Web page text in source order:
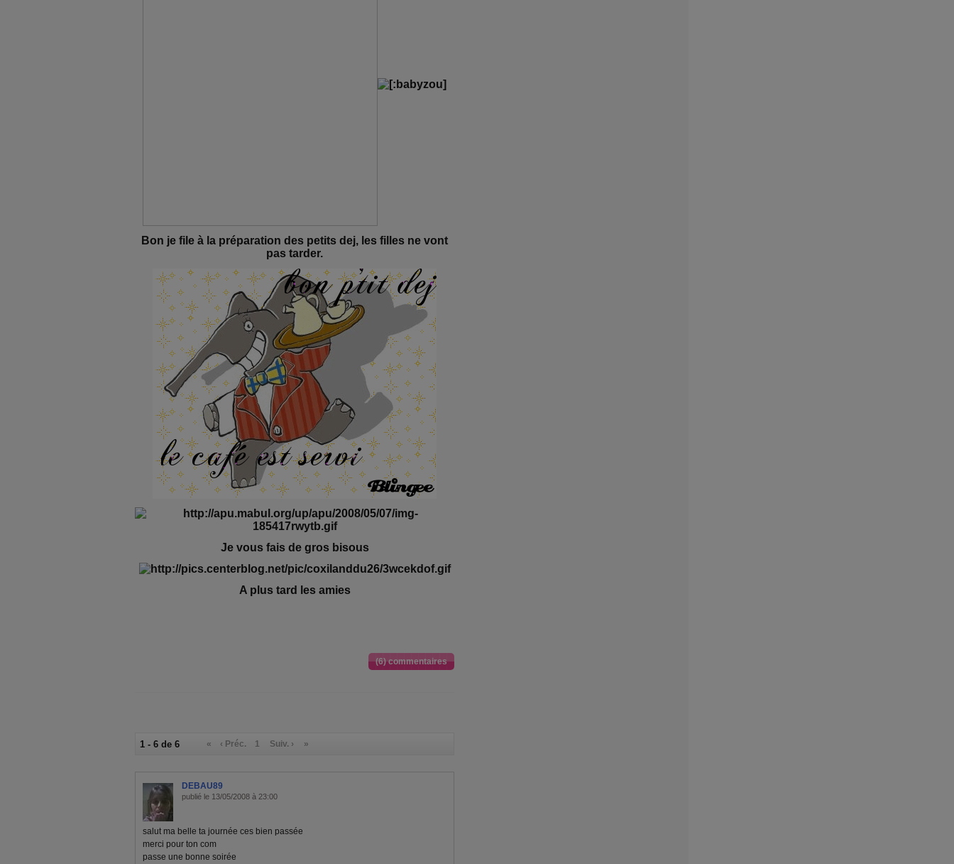
Bon je file à la préparation des petits dej, les filles ne vont
pas tarder.
Je vous fais de gros bisous
A plus tard les amies
(6) commentaires
1 - 6 de 6 « ‹ Préc. 1 Suiv. › »
DEBAU89
publié le 13/05/2008 à 23:00
salut ma belle ta journée ces bien passée
merci pour ton com
passe une bonne soirée